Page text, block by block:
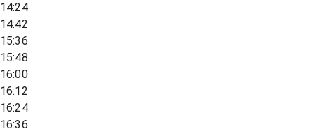
14:24
14:42
15:36
15:48
16:00
16:12
16:24
16:36